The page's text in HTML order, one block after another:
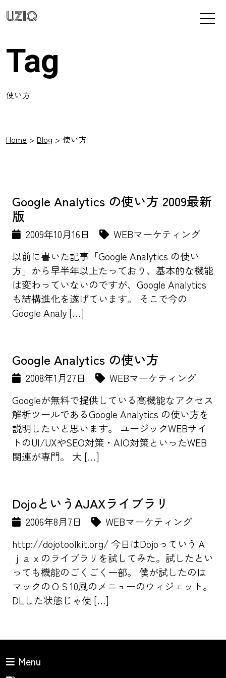
UZIQ
Tag
使い方
Home Blog 使い方
Google Analytics の使い方 2009最新
版
2009年10月16日
WEBマーケティング
以前に書いた記事「Google Analytics の使い
方」から早半年以上たっており、基本的な機能
は変わっていないのですが、Google Analytics
も結構進化を遂げています。 そこで今の
Google Analy […]
Google Analytics の使い方
2008年1月27日
WEBマーケティング
Googleが無料で提供している高機能なアクセス
解析ツールであるGoogle Analytics の使い方を
説明したいと思います。 ユージックWEBサイ
トのUI/UXやSEO対策・AIO対策といったWEB
関連が専門。 大 […]
DojoというAJAXライブラリ
2006年8月7日
WEBマーケティング
http://dojotoolkit.org/ 今日はDojoっていうＡ
ｊａｘのライブラリを試してみた。試したとい
っても機能のごくごく一部。 僕が試したのは
マックのＯＳ10風のメニューのウィジェット。
DLした状態じゃ使 […]
Menu